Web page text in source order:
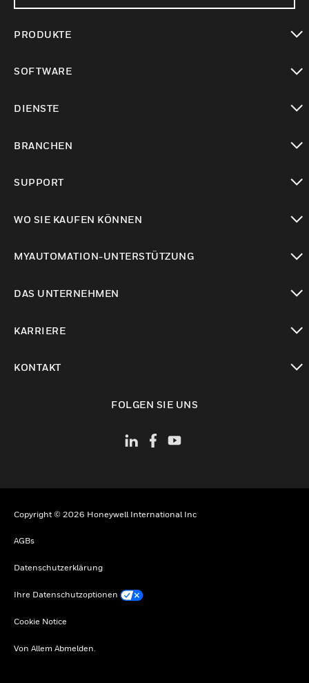
PRODUKTE
SOFTWARE
DIENSTE
BRANCHEN
SUPPORT
WO SIE KAUFEN KÖNNEN
MYAUTOMATION-UNTERSTÜTZUNG
DAS UNTERNEHMEN
KARRIERE
KONTAKT
FOLGEN SIE UNS
Copyright © 2026 Honeywell International Inc
AGBs
Datenschutzerklärung
Ihre Datenschutzoptionen
Cookie Notice
Von Allem Abmelden.